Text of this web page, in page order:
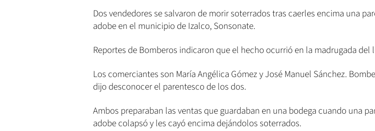
Dos vendedores se salvaron de morir soterrados tras caerles encima una
adobe en el municipio de Izalco, Sonsonate.
Reportes de Bomberos indicaron que el hecho ocurrió en la madrugada del
Los comerciantes son María Angélica Gómez y José Manuel Sánchez.
dijo desconocer el parentesco de los dos.
Ambos preparaban las ventas que guardaban en una bodega cuando una
adobe colapsó y les cayó encima dejándolos soterrados.